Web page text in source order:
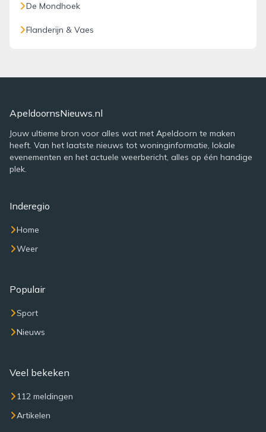
De Mondhoek
Flanderijn & Vaes
ApeldoornsNieuws.nl
Jouw ultieme bron voor alles wat met Apeldoorn te maken
heeft. Van het laatste nieuws tot woninginformatie, lokale
evenementen en het actuele weerbericht, alles op één handige
plek.
Inderegio
Home
Weer
Populair
Sport
Nieuws
Veel bekeken
112 meldingen
Artikelen